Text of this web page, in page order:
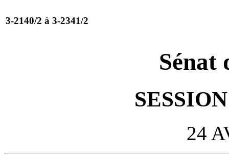
3-2140/2 à 3-2341/2
Sénat
24